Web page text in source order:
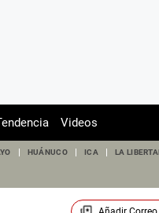
Videos
HUÁNUCO ICA LA